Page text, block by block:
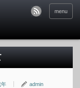
menu
年 admin